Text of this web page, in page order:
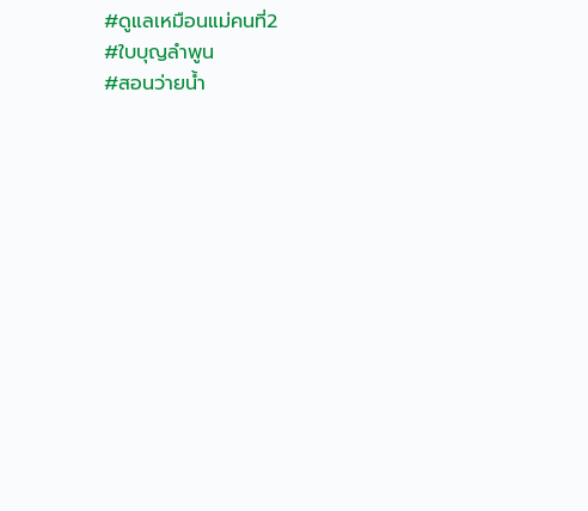
#ดูแลเหมือนแม่คนที่2
#ใบบุญลำพูน
#สอนว่ายน้ำ